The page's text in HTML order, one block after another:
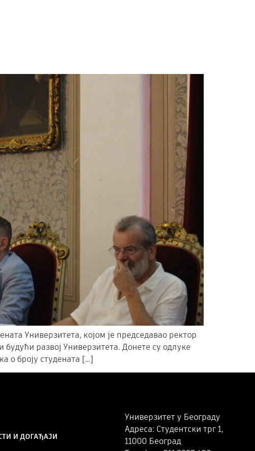
Универзитета, којом је председавао ректор
развој Универзитета. Донете су одлуке
о броју студената […]
И ДОГАЂАЈИ
Универзитет у Београду
Адреса: Студентски трг 1,
11000 Београд